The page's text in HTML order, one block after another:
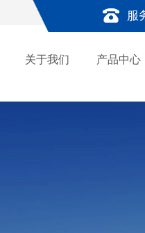
服
关于我们 产品中心